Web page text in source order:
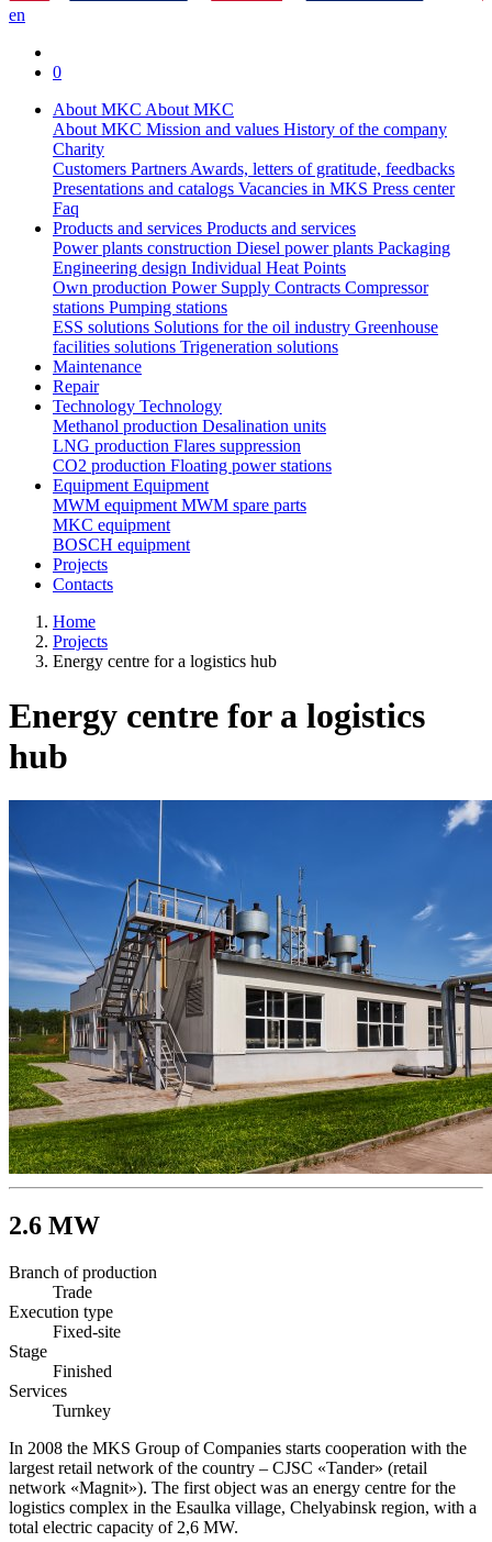
en
0
About MKC About MKC
About MKC Mission and values History of the company
Charity
Customers PartnersAwards, letters of gratitude, feedbacks
Presentations and catalogs Vacancies in MKS Press center
Faq
Products and services Products and services
Power plants construction Diesel power plants Packaging
Engineering design Individual Heat Points
Own production Power Supply Contracts Compressor
stations Pumping stations
ESS solutions Solutions for the oil industry Greenhouse
facilities solutions Trigeneration solutions
Maintenance
Repair
Technology Technology
Methanol production Desalination units
LNG production Flares suppression
СО2 production Floating power stations
EquipmentEquipment
MWM equipmentMWM spare parts
MKC equipment
BOSCH equipment
Projects
Contacts
Home
Projects
Energy centre for a logistics hub
Energy centre for a logistics
hub
2.6 MW
Branch of production
Trade
Execution type
Fixed-site
Stage
Finished
Services
Turnkey
In 2008 the MKS Group of Companies starts cooperation with the
largest retail network of the country – CJSC «Tander» (retail
network «Magnit»). The first object was an energy centre for the
logistics complex in the Esaulka village, Chelyabinsk region, with a
total electric capacity of 2,6 MW.